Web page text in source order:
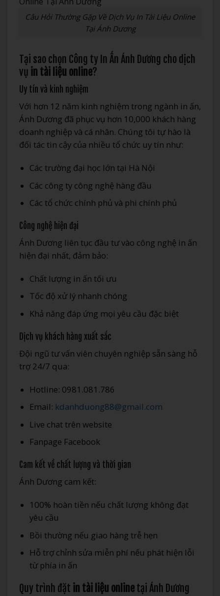
Câu Hỏi Thường Gặp Về Dịch Vụ In Tài Liệu Online
Tại Ánh Dương
Tại sao chọn Công ty In Ấn Ánh Dương cho dịch
vụ in tài liệu online?
Uy tín và kinh nghiệm
Với hơn 12 năm kinh nghiệm trong ngành in ấn,
Ánh Dương đã phục vụ hơn 10,000 khách hàng
doanh nghiệp và cá nhân. Chúng tôi tự hào là
đối tác tin cậy của nhiều tổ chức uy tín như:
Các trường đại học lớn tại Hà Nội
Các công ty công nghệ hàng đầu
Các tổ chức chính phủ và phi chính phủ
Công nghệ hiện đại
Ánh Dương liên tục đầu tư vào công nghệ in ấn
hiện đại nhất, đảm bảo:
Chất lượng in ấn tối ưu
Tốc độ xử lý nhanh chóng
Khả năng đáp ứng mọi yêu cầu đặc biệt
Dịch vụ khách hàng xuất sắc
Đội ngũ tư vấn viên chuyên nghiệp sẵn sàng hỗ
trợ 24/7 qua:
Hotline: 0981.081.786
Email: kdanhduong88@gmail.com
Live chat trên website
Fanpage Facebook
Cam kết về chất lượng và thời gian
Ánh Dương cam kết:
100% hoàn tiền nếu chất lượng không đạt
yêu cầu
Bồi thường nếu giao hàng trễ hẹn
Hỗ trợ chỉnh sửa miễn phí nếu phát hiện lỗi
từ phía in ấn
Quy trình đặt in tài liệu online tại Ánh Dương